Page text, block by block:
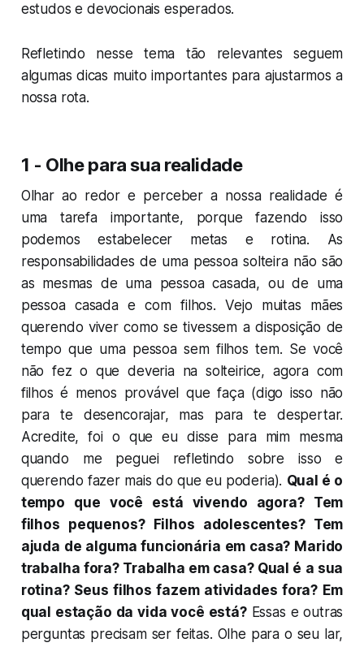
estudos e devocionais esperados.
Refletindo nesse tema tão relevantes seguem
algumas dicas muito importantes para ajustarmos a
nossa rota.
1 - Olhe para sua realidade
Olhar ao redor e perceber a nossa realidade é
uma tarefa importante, porque fazendo isso
podemos estabelecer metas e rotina. As
responsabilidades de uma pessoa solteira não são
as mesmas de uma pessoa casada, ou de uma
pessoa casada e com filhos. Vejo muitas mães
querendo viver como se tivessem a disposição de
tempo que uma pessoa sem filhos tem. Se você
não fez o que deveria na solteirice, agora com
filhos é menos provável que faça (digo isso não
para te desencorajar, mas para te despertar.
Acredite, foi o que eu disse para mim mesma
quando me peguei refletindo sobre isso e
querendo fazer mais do que eu poderia). Qual é o
tempo que você está vivendo agora? Tem
filhos pequenos? Filhos adolescentes? Tem
ajuda de alguma funcionária em casa? Marido
trabalha fora? Trabalha em casa? Qual é a sua
rotina? Seus filhos fazem atividades fora? Em
qual estação da vida você está?Essas e outras
perguntas precisam ser feitas. Olhe para o seu lar,